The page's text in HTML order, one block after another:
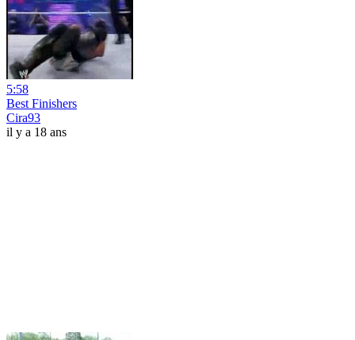
5:58
Best Finishers
Cira93
il y a 18 ans